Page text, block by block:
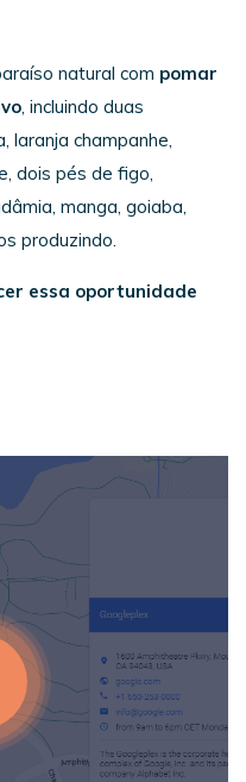
natural com pomar
, incluindo duas
laranja champanhe,
dois pés de figo,
manga, goiaba,
produzindo.
essa oportunidade